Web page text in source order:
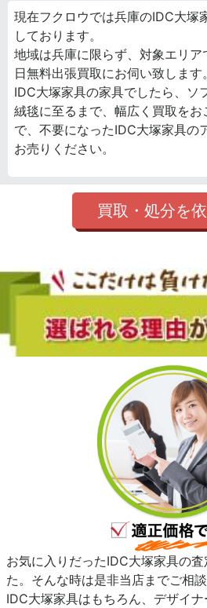
現在フクロウでは兵庫のIDC大塚
しております。
地域は兵庫に限らず、対象エリ
日無料出張買取にお伺い致します。
IDC大塚家具の家具でしたら、ソ
絨毯に至るまで、幅広く買取を
で、不要になったIDC大塚家具の
お売りください。
買取・処分を
お気に入りだったIDC大塚家具の
た。そんな時は是非当店までご相談
IDC大塚家具はもちろん、デザイ